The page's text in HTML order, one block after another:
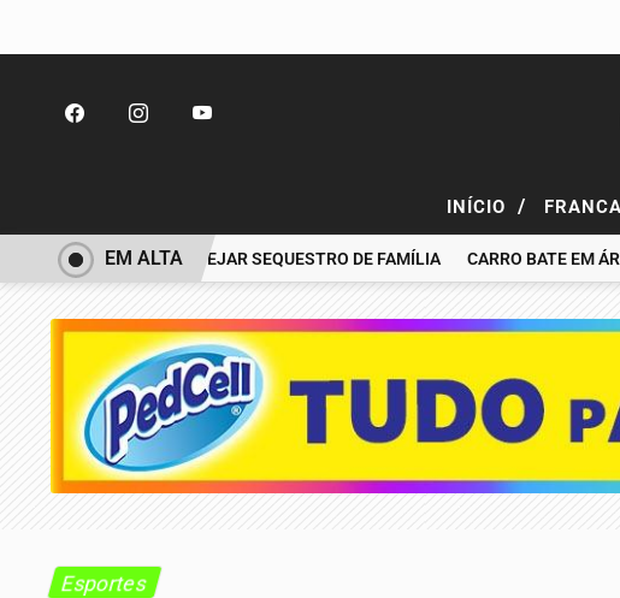
INÍCIO / FRANCA
ACUSADA PLANEJAR SEQUESTRO DE FAMÍLIA CARRO BATE EM
EM ALTA
Esportes